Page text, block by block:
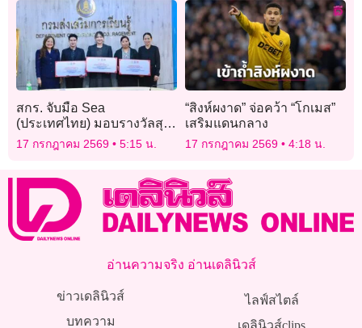
สกร. จับมือ Sea
(ประเทศไทย) มอบรางวัลสุด
ยอดนักขายออนไลน์ ยก
ระดับครูสู่ผู้ประกอบการ
17 กรกฎาคม 2569 5:15 น.
“สิงห์ผงาด” จ่อคว้า “โกเมส”
เสริมแดนกลาง
17 กรกฎาคม 2569 4:18 น.
อ่านความจริง อ่านเดลินิวส์
ข่าวเดลินิวส์
บทความ
ไลฟ์สไตล์
เดลินิวส์clips